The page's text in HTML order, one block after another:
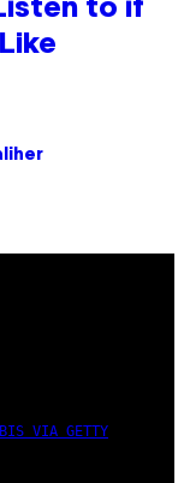
to if
VIA GETTY